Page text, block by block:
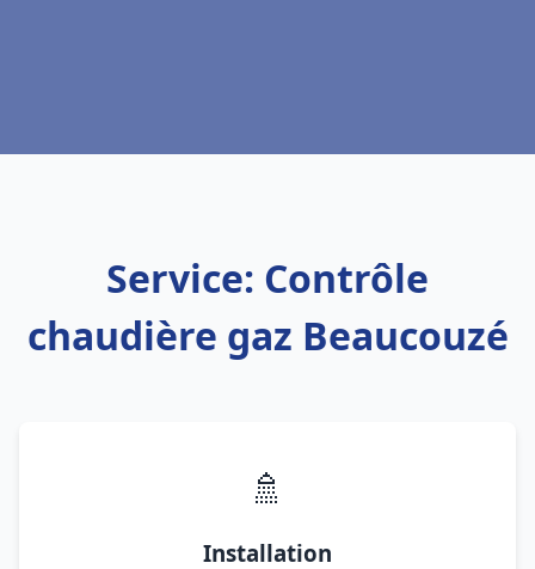
Service: Contrôle
chaudière gaz Beaucouzé
🚿
Installation